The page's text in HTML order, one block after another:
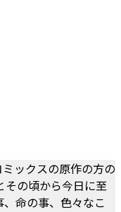
ックスの原作の方の
その頃から今日に至
命の事、色々なこ